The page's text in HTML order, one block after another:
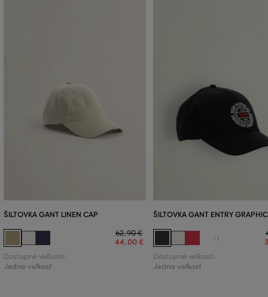
ŠILTOVKA GANT LINEN CAP
62,90 €
44,00 €
Dostupné veľkosti:
Jedna veľkosť
ŠILTOVKA GANT ENTRY
+1
Dostupné veľkosti:
Jedna veľkosť